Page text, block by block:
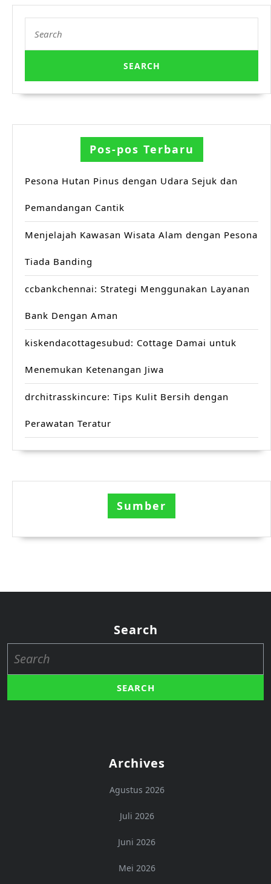
for:
Pos-pos Terbaru
Pesona Hutan Pinus dengan Udara Sejuk dan
Pemandangan Cantik
Menjelajah Kawasan Wisata Alam dengan Pesona
Tiada Banding
ccbankchennai: Strategi Menggunakan Layanan
Bank Dengan Aman
kiskendacottagesubud: Cottage Damai untuk
Menemukan Ketenangan Jiwa
drchitrasskincure: Tips Kulit Bersih dengan
Perawatan Teratur
Sumber
Search
for:
Archives
Agustus 2026
Juli 2026
Juni 2026
Mei 2026